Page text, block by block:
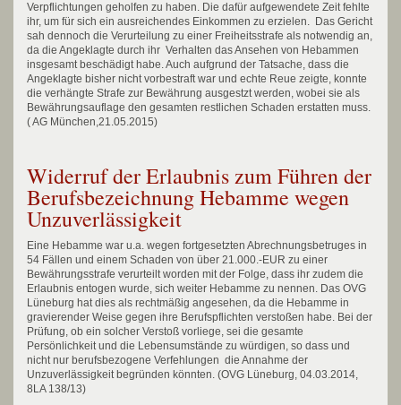
Verpflichtungen geholfen zu haben. Die dafür aufgewendete Zeit fehlte
ihr, um für sich ein ausreichendes Einkommen zu erzielen. Das Gericht
sah dennoch die Verurteilung zu einer Freiheitsstrafe als notwendig an,
da die Angeklagte durch ihr Verhalten das Ansehen von Hebammen
insgesamt beschädigt habe. Auch aufgrund der Tatsache, dass die
Angeklagte bisher nicht vorbestraft war und echte Reue zeigte, konnte
die verhängte Strafe zur Bewährung ausgestzt werden, wobei sie als
Bewährungsauflage den gesamten restlichen Schaden erstatten muss.
( AG München,21.05.2015)
Widerruf der Erlaubnis zum Führen der
Berufsbezeichnung Hebamme wegen
Unzuverlässigkeit
Eine Hebamme war u.a. wegen fortgesetzten Abrechnungsbetruges in
54 Fällen und einem Schaden von über 21.000.-EUR zu einer
Bewährungsstrafe verurteilt worden mit der Folge, dass ihr zudem die
Erlaubnis entogen wurde, sich weiter Hebamme zu nennen. Das OVG
Lüneburg hat dies als rechtmäßig angesehen, da die Hebamme in
gravierender Weise gegen ihre Berufspflichten verstoßen habe. Bei der
Prüfung, ob ein solcher Verstoß vorliege, sei die gesamte
Persönlichkeit und die Lebensumstände zu würdigen, so dass und
nicht nur berufsbezogene Verfehlungen die Annahme der
Unzuverlässigkeit begründen könnten. (OVG Lüneburg, 04.03.2014,
8LA 138/13)